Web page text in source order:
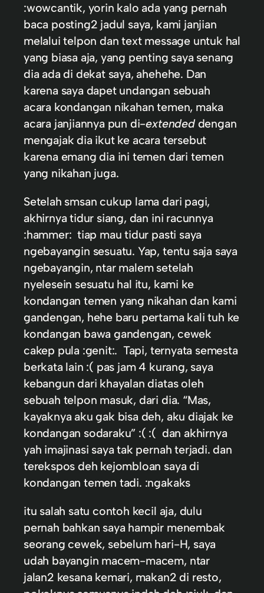
:wowcantik, yorin kalo ada yang pernah
baca posting2 jadul saya, kami janjian
melalui telpon dan text message untuk hal
yang biasa aja, yang penting saya senang
dia ada di dekat saya, ahehehe. Dan
karena saya dapet undangan sebuah
acara kondangan nikahan temen, maka
acara janjiannya pun di-extendeddengan
mengajak dia ikut ke acara tersebut
karena emang dia ini temen dari temen
yang nikahan juga.
Setelah smsan cukup lama dari pagi,
akhirnya tidur siang, dan ini racunnya
:hammer: tiap mau tidur pasti saya
ngebayangin sesuatu. Yap, tentu saja saya
ngebayangin, ntar malem setelah
nyelesein sesuatu hal itu, kami ke
kondangan temen yang nikahan dan kami
gandengan, hehe baru pertama kali tuh ke
kondangan bawa gandengan, cewek
cakep pula :genit:. Tapi, ternyata semesta
berkata lain :( pas jam 4 kurang, saya
kebangun dari khayalan diatas oleh
sebuah telpon masuk, dari dia. “Mas,
kayaknya aku gak bisa deh, aku diajak ke
kondangan sodaraku” :( :( dan akhirnya
yah imajinasi saya tak pernah terjadi. dan
terekspos deh kejombloan saya di
kondangan temen tadi. :ngakaks
itu salah satu contoh kecil aja, dulu
pernah bahkan saya hampir menembak
seorang cewek, sebelum hari-H, saya
udah bayangin macem-macem, ntar
jalan2 kesana kemari, makan2 di resto,